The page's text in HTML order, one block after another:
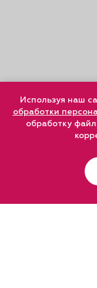
Используя наш
обработки
обработку